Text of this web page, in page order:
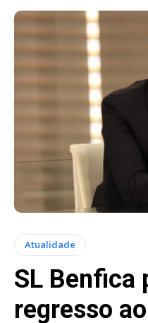
Atualidade
SL Benfica
regresso